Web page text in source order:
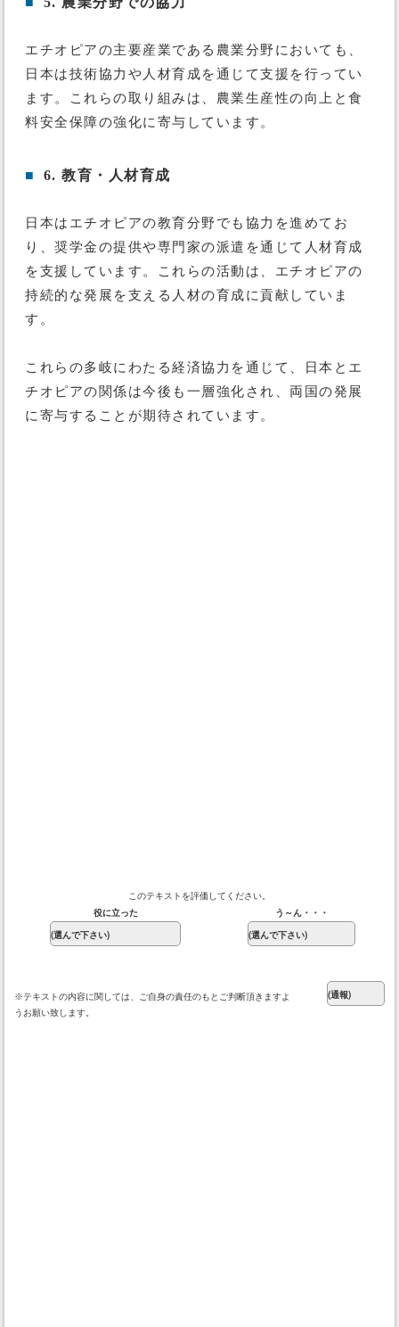
エチオピアの主要産業である農業分野においても、
日本は技術協力や人材育成を通じて支援を行ってい
ます。これらの取り組みは、農業生産性の向上と食
料安全保障の強化に寄与しています。
■ 6. 教育・人材育成
日本はエチオピアの教育分野でも協力を進めてお
り、奨学金の提供や専門家の派遣を通じて人材育成
を支援しています。これらの活動は、エチオピアの
持続的な発展を支える人材の育成に貢献していま
す。
これらの多岐にわたる経済協力を通じて、日本とエ
チオピアの関係は今後も一層強化され、両国の発展
に寄与することが期待されています。
このテキストを評価してください。
役に立った
う～ん・・・
※テキストの内容に関しては、ご自身の責任のもとご判断頂きますよ
うお願い致します。